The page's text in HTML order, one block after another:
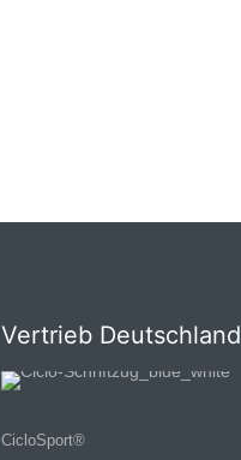
Vertrieb Deutschland
CicloSport®